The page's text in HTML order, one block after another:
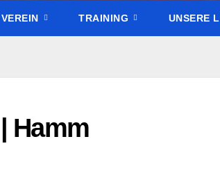
TRAINING UNSERE
Hamm